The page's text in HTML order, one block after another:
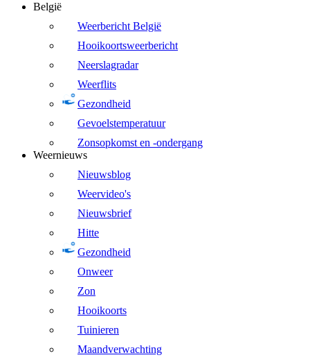
België
Weerbericht België
Hooikoortsweerbericht
Neerslagradar
Weerflits
Gezondheid
Gevoelstemperatuur
Zonsopkomst en -ondergang
Weernieuws
Nieuwsblog
Weervideo's
Nieuwsbrief
Hitte
Gezondheid
Onweer
Zon
Hooikoorts
Tuinieren
Maandverwachting